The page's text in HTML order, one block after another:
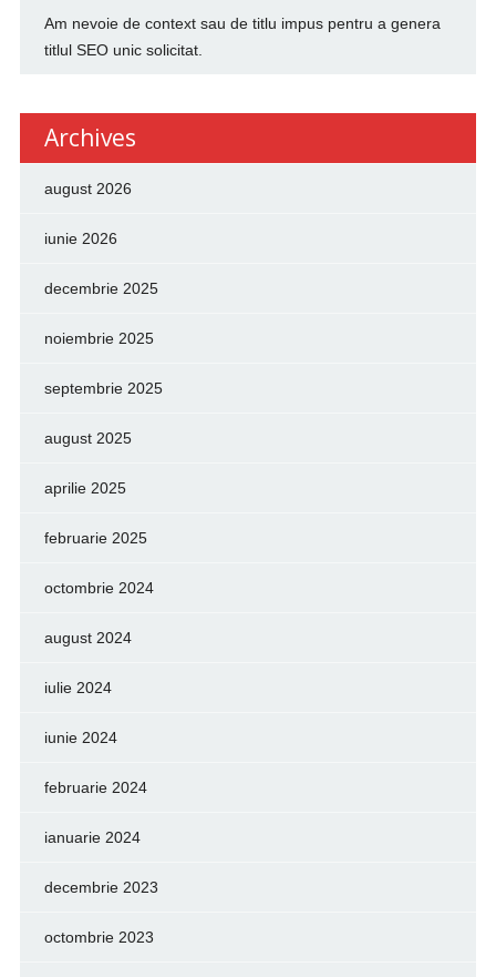
Am nevoie de context sau de titlu impus pentru a genera
titlul SEO unic solicitat.
Archives
august 2026
iunie 2026
decembrie 2025
noiembrie 2025
septembrie 2025
august 2025
aprilie 2025
februarie 2025
octombrie 2024
august 2024
iulie 2024
iunie 2024
februarie 2024
ianuarie 2024
decembrie 2023
octombrie 2023